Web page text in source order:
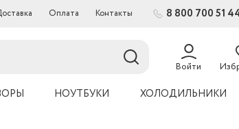
Оплата Контакты 8 800 700 51
Войти
НОУТБУКИ ХОЛОДИЛЬНИКИ